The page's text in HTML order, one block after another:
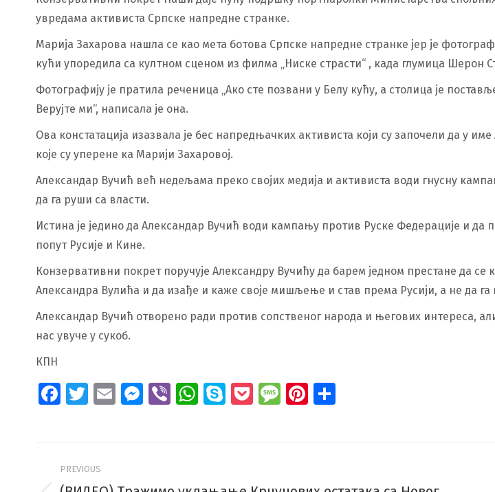
увредама активиста Српске напредне странке.
Марија Захарова нашла се као мета ботова Српске напредне странке јер је
кући упоредила са култном сценом из филма „Ниске страсти“ , када глумица Шерон
Фотографију је пратила реченица „Ако сте позвани у Белу кућу, а столица је
Верујте ми“, написала је она.
Ова констатација изазвала је бес напредњачких активиста који су започели да у
које су уперене ка Марији Захаровој.
Александар Вучић већ недељама преко својих медија и активиста води гнусну
да га руши са власти.
Истина је једино да Александар Вучић води кампању против Руске Федерације и да
попут Русије и Кине.
Конзервативни покрет поручује Александру Вучићу да барем једном престане да
Александра Вулића и да изађе и каже своје мишљење и став према Русији, а не да
Александар Вучић отворено ради против сопственог народа и његових интереса,
нас увуче у сукоб.
КПН
Facebook
Twitter
EmailMessenger
ViberWhatsApp
SkypePocket
Message
Pinterest
PREVIOUS